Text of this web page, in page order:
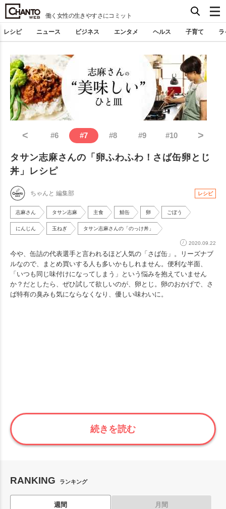
働く女性の生きやすさにコミット
レシピ ニュース ビジネス エンタメ ヘルス 子育て ラ
< #6 #7 #8 #9 #10 >
タサン志麻さんの「卵ふわふわ！さば缶卵とじ
丼」レシピ
ちゃんと 編集部 レシピ
志麻さん タサン志麻 主食 鯖缶 卵 ごぼう
にんじん 玉ねぎ タサン志麻さんの「のっけ丼」
2020.09.22
今や、缶詰の代表選手と言われるほど人気の「さば缶」。リーズナブ
ルなので、まとめ買いする人も多いかもしれません。便利な半面、
「いつも同じ味付けになってしまう」という悩みを抱えていません
か？だとしたら、ぜひ試して欲しいのが、卵とじ。卵のおかげで、さ
ば特有の臭みも気にならなくなり、優しい味わいに。
続きを読む
RANKING ランキング
週間 月間